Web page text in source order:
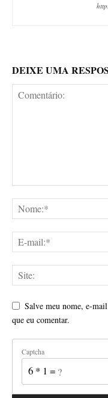
DEIXE UMA
Salve meu nome, e-
que eu comentar.
Captcha
6 * 1 = ?